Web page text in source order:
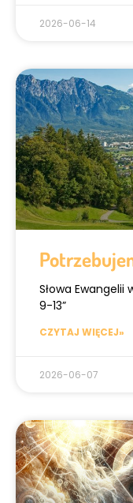
2026-06-14
Słowa Ewangelii
9-13”
CZYTAJ WIĘCEJ»
2026-06-07